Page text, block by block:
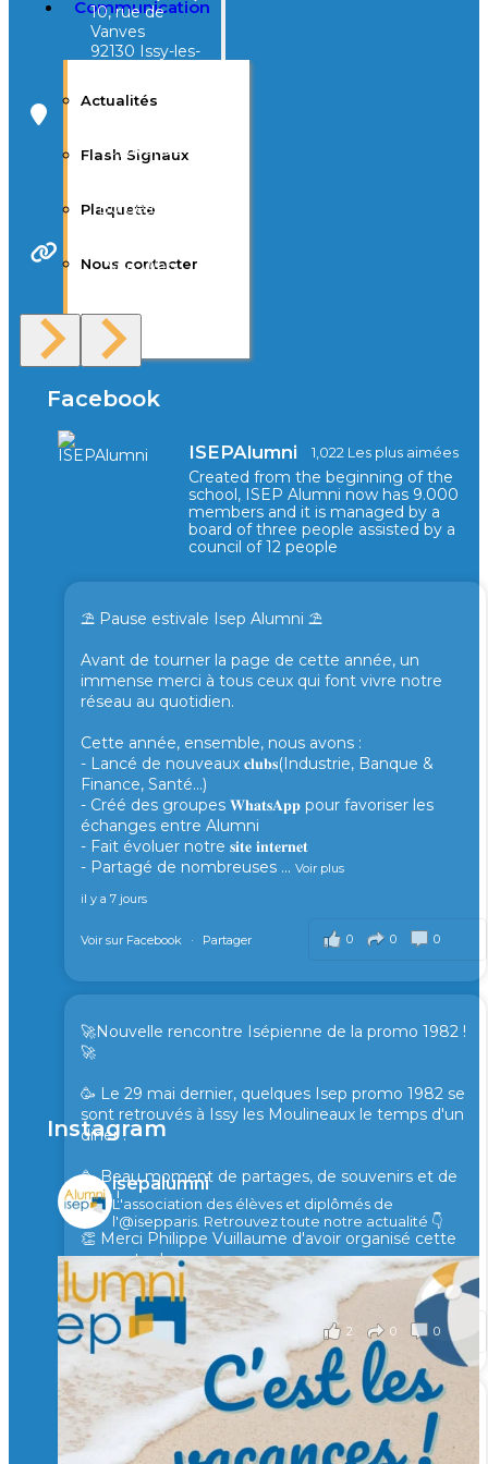
Communication
Actualités
Flash Signaux
Plaquette
Nous contacter
F.A.Q
10, rue de
Vanves
92130 Issy-les-
40, avenue
d’Eysines
Bordeaux
Site Web
Facebook
ISEPAlumni 1,022 Les plus aimées
Created from the beginning of the
school, ISEP Alumni now has 9.000
members and it is managed by a
board of three people assisted by a
council of 12 people
⛱️ Pause estivale Isep Alumni ⛱️
Avant de tourner la page de cette année, un
immense merci à tous ceux qui font vivre notre
réseau au quotidien.
Cette année, ensemble, nous avons :
- Lancé de nouveaux 𝐜𝐥𝐮𝐛𝐬(Industrie, Banque &
Finance, Santé...)
- Créé des groupes 𝐖𝐡𝐚𝐭𝐬𝐀𝐩𝐩 pour favoriser les
échanges entre Alumni
- Fait évoluer notre 𝐬𝐢𝐭𝐞 𝐢𝐧𝐭𝐞𝐫𝐧𝐞𝐭
- Partagé de nombreuses ... Voir plus
il y a 7 jours
0 0 0
Voir sur Facebook · Partager
🚀Nouvelle rencontre Isépienne de la promo 1982 !
🚀
🥳 Le 29 mai dernier, quelques Isep promo 1982 se
sont retrouvés à Issy les Moulineaux le temps d'un
diner !
🥳 Beau moment de partages, de souvenirs et de
rires !
👏 Merci Philippe Vuillaume d'avoir organisé cette
rencontre !
il y a 2 mois
2 0 0
Voir sur Facebook · Partager
🙏 Soutenez l’Isep via la taxe d’apprentissage 2026
et contribuons ensemble à former les générations
d’ingénieurs de demain. 🙏
Instagram
isepalumni
L'association des élèves et diplômés de
l'@isepparis. Retrouvez toute notre actualité 👇